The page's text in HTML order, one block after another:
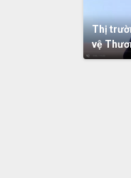
Thị
vệ